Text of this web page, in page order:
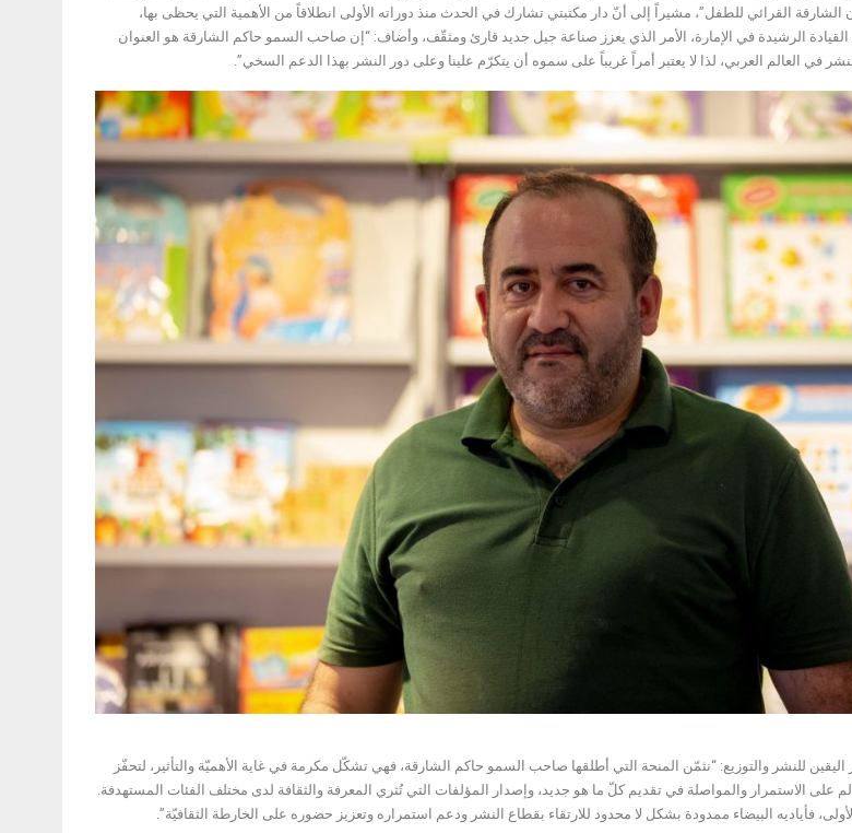
القرائي للطفل”، مشيراً إلى أنّ دار مكتبتي تشارك في الحدث منذ دوراته الأولى انطلاقاً من الأهمية التي يحظى بها،
الرشيدة في الإمارة، الأمر الذي يعزز صناعة جيل جديد قارئ ومثقّف، وأضاف: “إن صاحب السمو حاكم الشارقة هو العنوان
في العالم العربي، لذا لا يعتبر أمراً غريباً على سموه أن يتكرّم علينا وعلى دور النشر بهذا الدعم السخي”.
اليقين للنشر والتوزيع: “نثمّن المنحة التي أطلقها صاحب السمو حاكم الشارقة، فهي تشكّل مكرمة في غاية الأهميّة والتأثير، لتحفّز
على الاستمرار والمواصلة في تقديم كلّ ما هو جديد، وإصدار المؤلفات التي تُثري المعرفة والثقافة لدى مختلف الفئات المستهدفة.
فأياديه البيضاء ممدودة بشكل لا محدود للارتقاء بقطاع النشر ودعم استمراره وتعزيز حضوره على الخارطة الثقافيّة”.